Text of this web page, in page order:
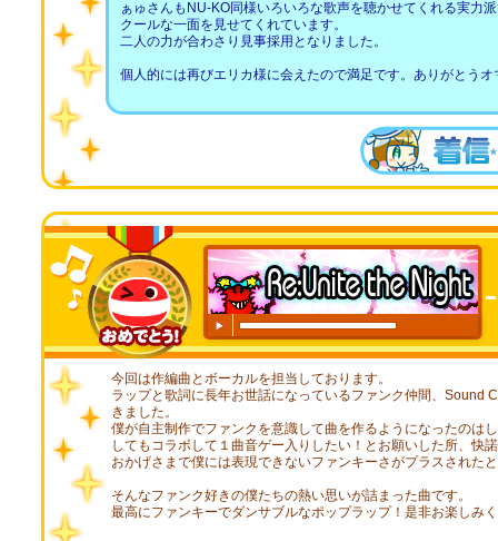
ぁゅさんもNU-KO同様いろいろな歌声を聴かせてくれる実力
クールな一面を見せてくれています。
二人の力が合わさり見事採用となりました。
個人的には再びエリカ様に会えたので満足です。ありがとうオ
00:00/00:20
今回は作編曲とボーカルを担当しております。
ラップと歌詞に長年お世話になっているファンク仲間、Sound
きました。
僕が自主制作でファンクを意識して曲を作るようになったのは
してもコラボして１曲音ゲー入りしたい！とお願いした所、快
おかげさまで僕には表現できないファンキーさがプラスされた
そんなファンク好きの僕たちの熱い思いが詰まった曲です。
最高にファンキーでダンサブルなポップラップ！是非お楽しみ